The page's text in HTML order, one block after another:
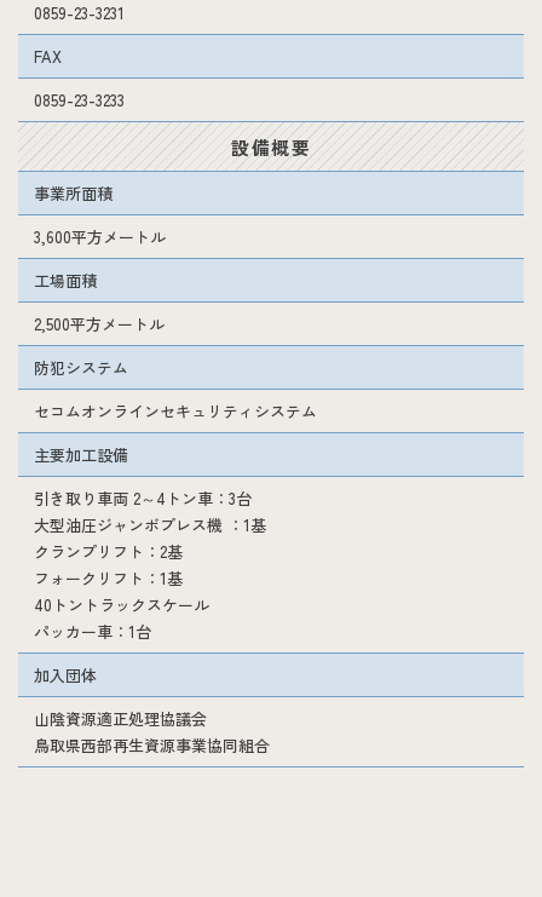
0859-23-3231
FAX
0859-23-3233
設備概要
事業所面積
3,600平方メートル
工場面積
2,500平方メートル
防犯システム
セコムオンラインセキュリティシステム
主要加工設備
引き取り車両 2～4トン車：3台
大型油圧ジャンボプレス機 ：1基
クランプリフト：2基
フォークリフト：1基
40トントラックスケール
パッカー車：1台
加入団体
山陰資源適正処理協議会
鳥取県西部再生資源事業協同組合